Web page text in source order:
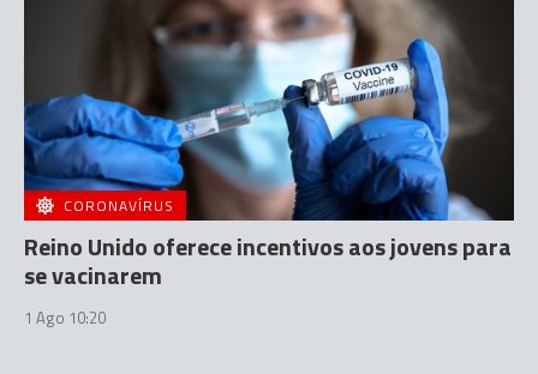
CORONAVÍRUS
Reino Unido oferece incentivos aos jovens para
se vacinarem
1 Ago 10:20